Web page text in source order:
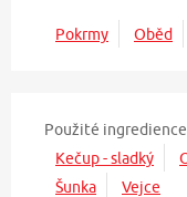
Pokrmy Oběd
Použité
Kečup - sladký
Šunka
Vejce